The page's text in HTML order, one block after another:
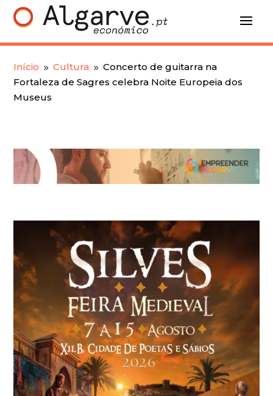
Início 9 Cultura 9 Concerto de guitarra na
Fortaleza de Sagres celebra Noite Europeia dos
Museus